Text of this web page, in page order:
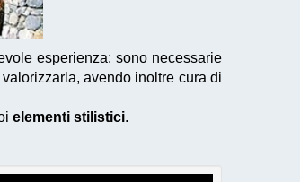
esperienza: sono necessarie
avendo inoltre cura di
elementi stilistici.